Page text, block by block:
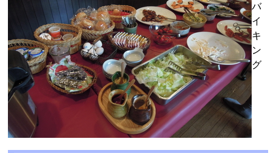
バ
イ
キ
ン
グ